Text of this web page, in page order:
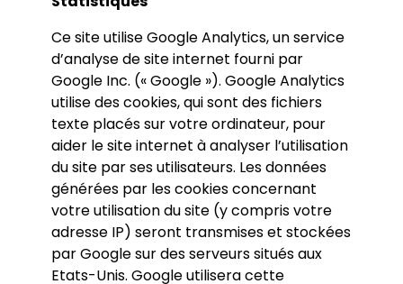
Ce site utilise Google Analytics, un service
d’analyse de site internet fourni par
Google Inc. (« Google »). Google Analytics
utilise des cookies, qui sont des fichiers
texte placés sur votre ordinateur, pour
aider le site internet à analyser l’utilisation
du site par ses utilisateurs. Les données
générées par les cookies concernant
votre utilisation du site (y compris votre
adresse IP) seront transmises et stockées
par Google sur des serveurs situés aux
Etats-Unis. Google utilisera cette